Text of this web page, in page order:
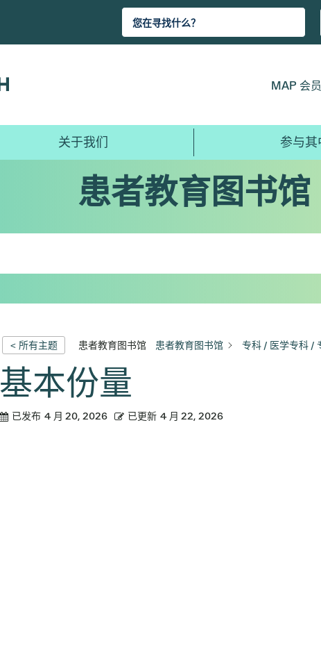
MAP 会员
关于我们 参与其
患者教育图书馆
< 所有主题 患者教育图书馆 患者教育图书馆 专科 / 医学专科 /
基本份量
已发布 4 月 20, 2026 已更新 4 月 22, 2026